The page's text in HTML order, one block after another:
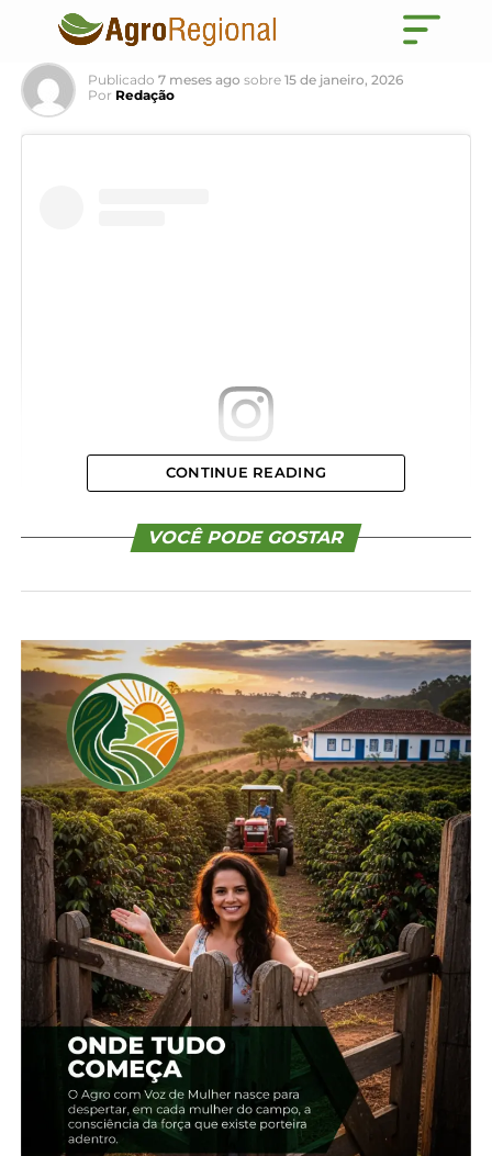
para safra de tabaco
Publicado 7 meses ago sobre 15 de janeiro, 2026
Por Redação
View this post on Instagram
Relacionado
Encontro Regional de
Associados da Afubra
8 de julho, 2024
Post similar
Dia de Campo Afubra –
Feijão de Alta
Performance
30 de maio, 2025
Post similar
Safra de inverno no
Paraná
30 de maio, 2025
Post similar
TÓPICOS RELACIONADOS:
CONTINUE READING
VOCÊ PODE GOSTAR